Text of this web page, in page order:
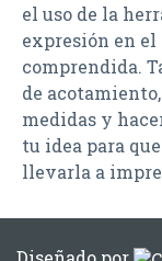
el uso de la
expresión en el
comprendida.
de
medidas y
tu idea para
llevarla a